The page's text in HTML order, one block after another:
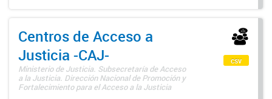
Centros de Acceso a
Justicia -CAJ-
Ministerio de Justicia. Subsecretaría de Acceso
a la Justicia. Dirección Nacional de Promoción y
Fortalecimiento para el Acceso a la Justicia
csv